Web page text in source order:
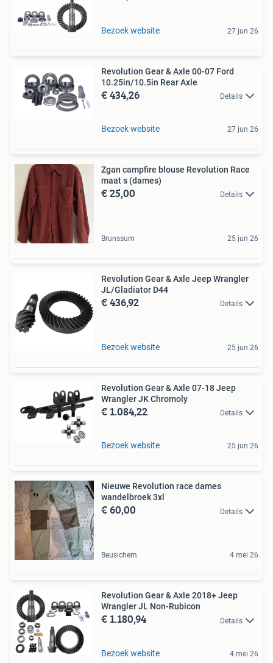
Bezoek website 27 jun 26
Revolution Gear & Axle 00-07 Ford
10.25in/10.5in Rear Axle
€ 434,26 Details
Bezoek website 27 jun 26
Zgan campfire blouse Revolution Race
maat s (dames)
€ 25,00 Details
Brunssum 25 jun 26
Revolution Gear & Axle Jeep Wrangler
JL/Gladiator D44
€ 436,92 Details
Bezoek website 25 jun 26
Revolution Gear & Axle 07-18 Jeep
Wrangler JK Chromoly
€ 1.084,22 Details
Bezoek website 25 jun 26
Nieuwe Revolution race dames
wandelbroek 3xl
€ 60,00 Details
Beusichem 4 mei 26
Revolution Gear & Axle 2018+ Jeep
Wrangler JL Non-Rubicon
€ 1.180,94 Details
Bezoek website 4 mei 26